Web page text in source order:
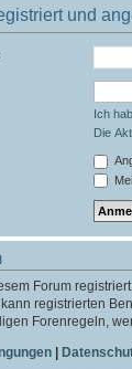
und
Ich
Die
Forum
registrierten
Forenregeln,
|